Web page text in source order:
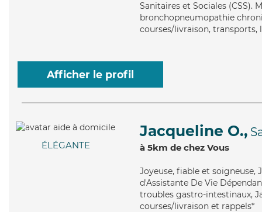
Sanitaires et Sociales (CSS).
bronchopneumopathie
courses/livraison, transports,
Afficher le profil
ÉLÉGANTE
Jacqueline O.,
à 5km de chez Vous
Joyeuse, fiable et soigneuse,
d'Assistante De Vie
troubles gastro-intestinaux,
courses/livraison et rappels*